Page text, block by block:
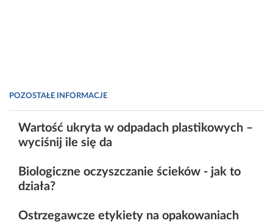
POZOSTAŁE INFORMACJE
Wartość ukryta w odpadach plastikowych –
wyciśnij ile się da
Biologiczne oczyszczanie ścieków - jak to
działa?
Ostrzegawcze etykiety na opakowaniach